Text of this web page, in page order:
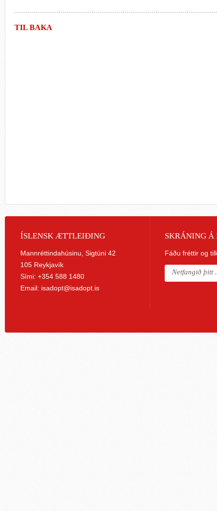
TIL BAKA
ÍSLENSK ÆTTLEIÐING
Mannréttindahúsinu, Sigtúni 42
105 Reykjavík
Sími: +354 588 1480
Email: isadopt@isadopt.is
SKRÁNING Á
Fáðu fréttir og